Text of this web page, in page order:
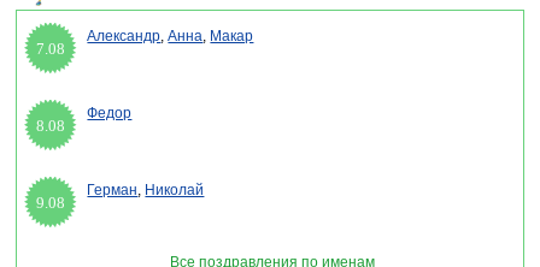
7.08
Александр,Анна, Макар
8.08
Федор
9.08
Герман, Николай
Все поздравления по именам